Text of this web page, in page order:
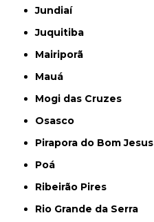
Jundiaí
Juquitiba
Mairiporã
Mauá
Mogi das Cruzes
Osasco
Pirapora do Bom Jesus
Poá
Ribeirão Pires
Rio Grande da Serra